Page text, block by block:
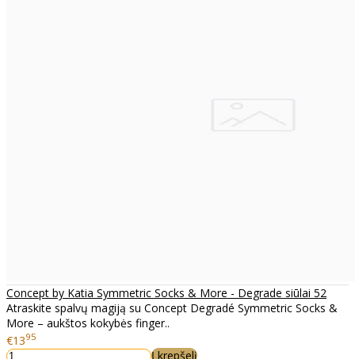
Concept by Katia Symmetric Socks & More - Degrade siūlai 52
Atraskite spalvų magiją su Concept Degradé Symmetric Socks &
More – aukštos kokybės finger..
€1395
Į krepšelį